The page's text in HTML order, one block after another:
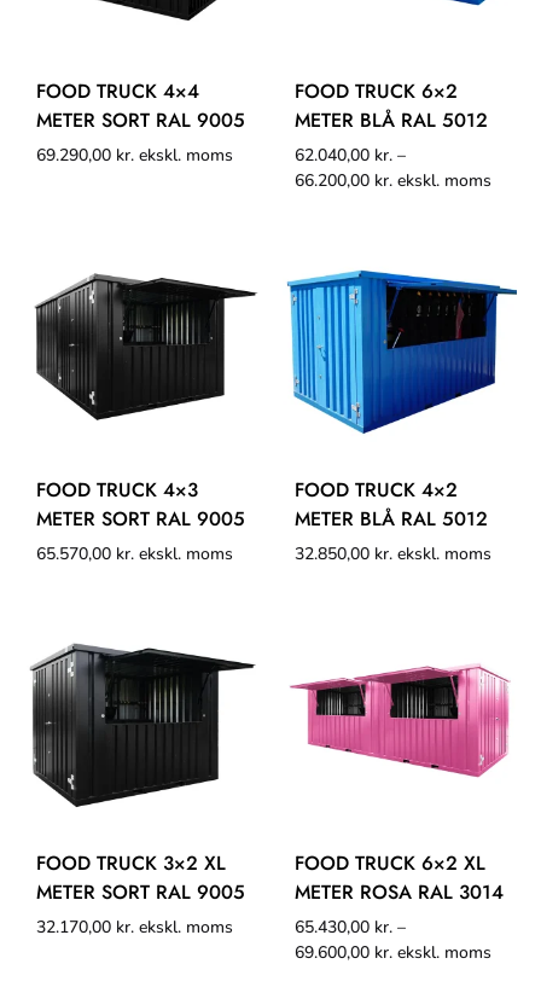
FOOD TRUCK 4×4
METER SORT RAL 9005
69.290,00 kr. ekskl. moms
FOOD TRUCK 6×2
METER BLÅ RAL 5012
62.040,00 kr. –
66.200,00 kr. ekskl. moms
FOOD TRUCK 4×3
METER SORT RAL 9005
65.570,00 kr. ekskl. moms
FOOD TRUCK 4×2
METER BLÅ RAL 5012
32.850,00 kr. ekskl. moms
FOOD TRUCK 3×2 XL
METER SORT RAL 9005
32.170,00 kr. ekskl. moms
FOOD TRUCK 6×2 XL
METER ROSA RAL 3014
65.430,00 kr. –
69.600,00 kr. ekskl. moms